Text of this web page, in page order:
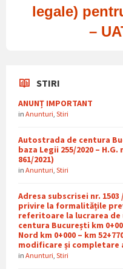
legale)
–
STIRI
ANUNȚ IMPORTANT
in Anunturi Stiri
Autostrada de centura
baza Legii 255/2020 –
861/2021)
in Anunturi Stiri
Adresa subscrisei nr. 1503
privire la formalitățile
referitoare la lucrarea
centura București km
Nord km 0+000 – km
modificare și completare
in Anunturi Stiri